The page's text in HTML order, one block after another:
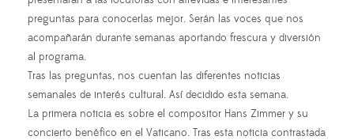
preguntas para conocerlas mejor. Serán las voces que nos
acompañarán durante semanas aportando frescura y diversión
al programa.
Tras las preguntas, nos cuentan las diferentes noticias
semanales de interés cultural. Así decidido esta semana.
La primera noticia es sobre el compositor Hans Zimmer y su
concierto benéfico en el Vaticano. Tras esta noticia contrastada